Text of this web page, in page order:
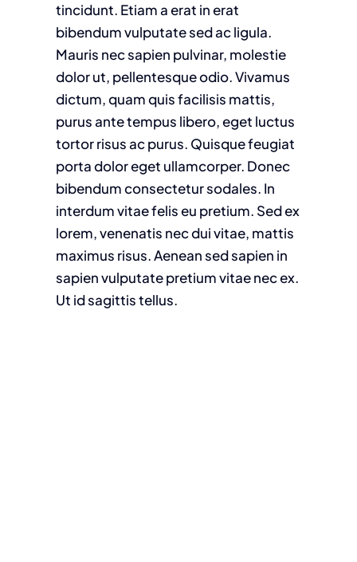
tincidunt. Etiam a erat in erat
bibendum vulputate sed ac ligula.
Mauris nec sapien pulvinar, molestie
dolor ut, pellentesque odio. Vivamus
dictum, quam quis facilisis mattis,
purus ante tempus libero, eget luctus
tortor risus ac purus. Quisque feugiat
porta dolor eget ullamcorper. Donec
bibendum consectetur sodales. In
interdum vitae felis eu pretium. Sed ex
lorem, venenatis nec dui vitae, mattis
maximus risus. Aenean sed sapien in
sapien vulputate pretium vitae nec ex.
Ut id sagittis tellus.